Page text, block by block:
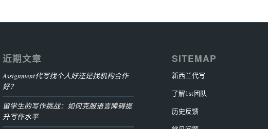
近期文章
Assignment代写找个人好还是找机构合作
好？
留学生的写作挑战：如何克服语言障碍提
升写作水平
SITEMAP
新西兰代写
了解1st团队
历史反馈